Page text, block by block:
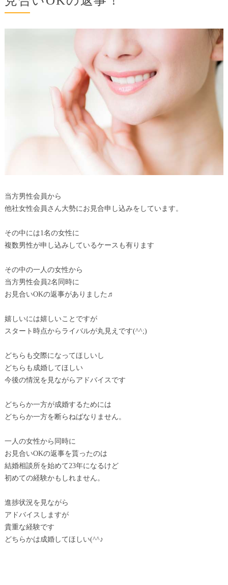
当方男性会員から
他社女性会員さん大勢にお見合申し込みをしています。
その中には1名の女性に
複数男性が申し込みしているケースも有ります
その中の一人の女性から
当方男性会員2名同時に
お見合いOKの返事がありました♬
嬉しいには嬉しいことですが
スタート時点からライバルが丸見えです(^^;)
どちらも交際になってほしいし
どちらも成婚してほしい
今後の情況を見ながらアドバイスです
どちらか一方が成婚するためには
どちらか一方を断らねばなりません。
一人の女性から同時に
お見合いOKの返事を貰ったのは
結婚相談所を始めて23年になるけど
初めての経験かもしれません。
進捗状況を見ながら
アドバイスしますが
貴重な経験です
どちらかは成婚してほしい(^^♪